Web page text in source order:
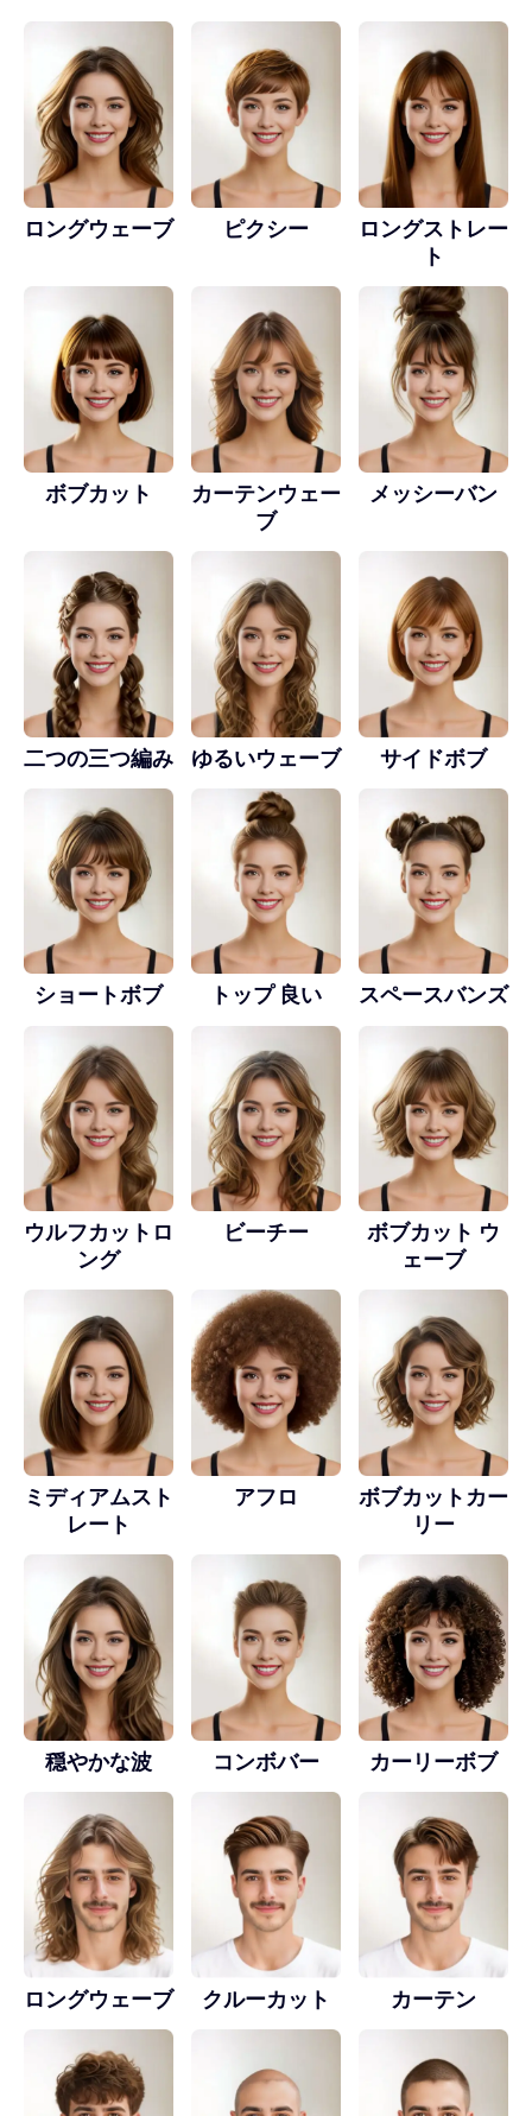
ロングウェーブ ピクシー
ロングストレー
ト
ボブカット
カーテンウェー
ブ
メッシーバン
二つの三つ編み ゆるいウェーブ サイドボブ
ショートボブ トップ 良い スペースバンズ
ウルフカットロ
ング
ビーチー
ボブカット ウ
ェーブ
ミディアムスト
レート
アフロ
ボブカットカー
リー
穏やかな波 コンボバー カーリーボブ
ロングウェーブ クルーカット カーテン